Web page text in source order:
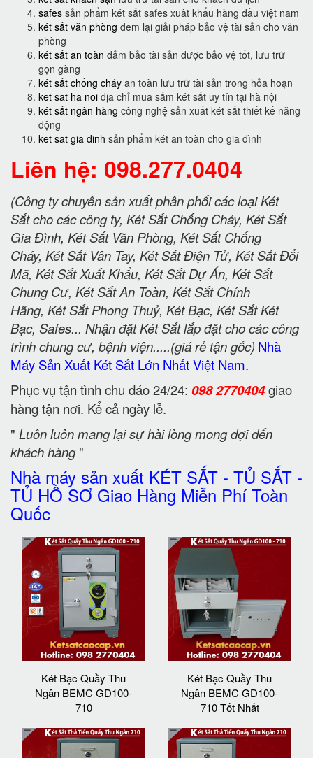
safes sản phẩm két sắt safes xuât khẩu hàng đầu việt nam
két sắt văn phòng đem lại giải pháp bảo vệ tài sản cho văn
phòng
két sắt an toàn đảm bảo tài sản được bảo vệ tốt, lưu trữ
gọn gàng
két sắt chống cháy an toàn lưu trữ tài sản trong hỏa hoạn
ket sat ha noi địa chỉ mua sắm két sắt uy tín tại hà nội
két sắt ngân hàng công nghệ sản xuất két sắt thiết kế năng
động
ket sat gia dinh sản phẩm két an toàn cho gia đình
Liên hệ: 098.277.0404
(Công ty chuyên sản xuất phân phối các loại Két
Sắt cho các công ty, Két Sắt Chống Cháy, Két Sắt
Gia Đình, Két Sắt Văn Phòng, Két Sắt Chống
Cháy, Két Sắt Vân Tay, Két Sắt Điện Tử, Két Sắt Đổi
Mã, Két Sắt Xuất Khẩu, Két Sắt Dự Án, Két Sắt
Chung Cư, Két Sắt An Toàn, Két Sắt Chính
Hãng, Két Sắt Phong Thuỷ, Két Bạc, Két Sắt Két
Bạc, Safes... Nhận đặt Két Sắt lắp đặt cho các công
trình chung cư, bệnh viện.....(giá rẻ tận gốc) Nhà
Máy Sản Xuất Két Sắt Lớn Nhất Việt Nam.
Phục vụ tận tình chu đáo 24/24: 098 2770404giao
hàng tận nơi. Kể cả ngày lễ.
" Luôn luôn mang lại sự hài lòng mong đợi đến
khách hàng"
Nhà máy sản xuất KÉT SẮT - TỦ SẮT -
TỦ HỒ SƠ Giao Hàng Miễn Phí Toàn
Quốc
Két Bạc Quầy Thu
Ngân BEMC GD100-
710
Két Bạc Quầy Thu
Ngân BEMC GD100-
710 Tốt Nhất